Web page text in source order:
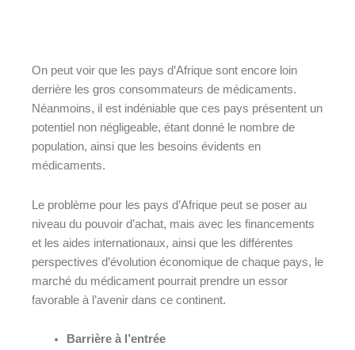
On peut voir que les pays d’Afrique sont encore loin
derrière les gros consommateurs de médicaments.
Néanmoins, il est indéniable que ces pays présentent un
potentiel non négligeable, étant donné le nombre de
population, ainsi que les besoins évidents en
médicaments.
Le problème pour les pays d’Afrique peut se poser au
niveau du pouvoir d’achat, mais avec les financements
et les aides internationaux, ainsi que les différentes
perspectives d’évolution économique de chaque pays, le
marché du médicament pourrait prendre un essor
favorable à l’avenir dans ce continent.
Barrière à l’entrée